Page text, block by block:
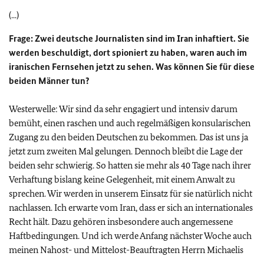
(...)
Frage:Zwei deutsche Journalisten sind im Iran inhaftiert. Sie
werden beschuldigt, dort spioniert zu haben, waren auch im
iranischen Fernsehen jetzt zu sehen. Was können Sie für diese
beiden Männer tun?
Westerwelle:Wir sind da sehr engagiert und intensiv darum
bemüht, einen raschen und auch regelmäßigen konsularischen
Zugang zu den beiden Deutschen zu bekommen. Das ist uns ja
jetzt zum zweiten Mal gelungen. Dennoch bleibt die Lage der
beiden sehr schwierig. So hatten sie mehr als 40 Tage nach ihrer
Verhaftung bislang keine Gelegenheit, mit einem Anwalt zu
sprechen. Wir werden in unserem Einsatz für sie natürlich nicht
nachlassen. Ich erwarte vom Iran, dass er sich an internationales
Recht hält. Dazu gehören insbesondere auch angemessene
Haftbedingungen. Und ich werde Anfang nächster Woche auch
meinen Nahost- und Mittelost-Beauftragten Herrn Michaelis